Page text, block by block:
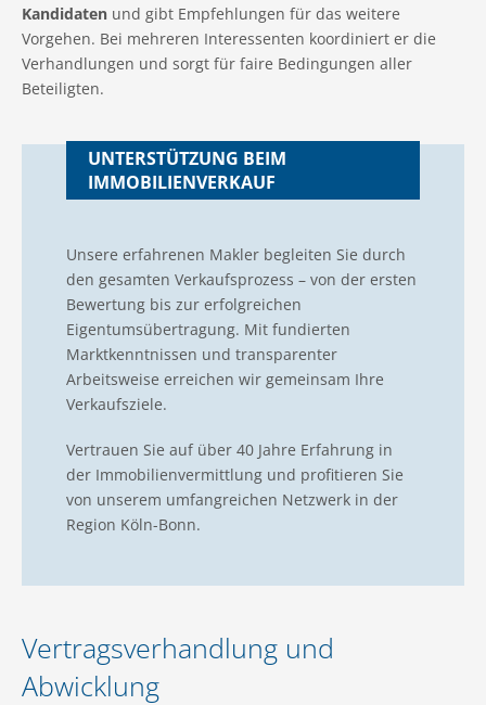
Kandidaten und gibt Empfehlungen für das weitere
Vorgehen. Bei mehreren Interessenten koordiniert er die
Verhandlungen und sorgt für faire Bedingungen aller
Beteiligten.
UNTERSTÜTZUNG BEIM
IMMOBILIENVERKAUF
Unsere erfahrenen Makler begleiten Sie durch
den gesamten Verkaufsprozess – von der ersten
Bewertung bis zur erfolgreichen
Eigentumsübertragung. Mit fundierten
Marktkenntnissen und transparenter
Arbeitsweise erreichen wir gemeinsam Ihre
Verkaufsziele.
Vertrauen Sie auf über 40 Jahre Erfahrung in
der Immobilienvermittlung und profitieren Sie
von unserem umfangreichen Netzwerk in der
Region Köln-Bonn.
Vertragsverhandlung und
Abwicklung